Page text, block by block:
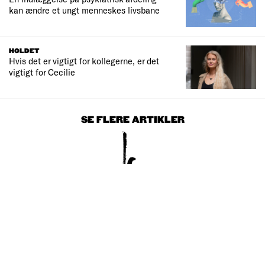
kan ændre et ungt menneskes livsbane
HOLDET
Hvis det er vigtigt for kollegerne, er det
vigtigt for Cecilie
SE FLERE ARTIKLER